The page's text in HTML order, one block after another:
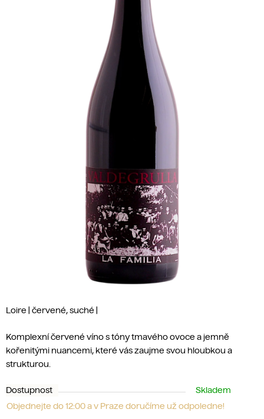
Loire | červené, suché |
Komplexní červené víno s tóny tmavého ovoce a jemně
kořenitými nuancemi, které vás zaujme svou hloubkou a
strukturou.
Dostupnost
Skladem
Objednejte do 12:00 a v Praze doručíme už odpoledne!